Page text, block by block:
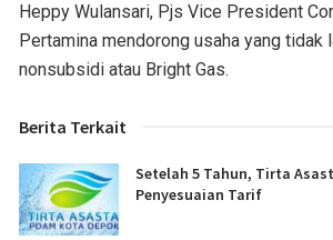
Heppy Wulansari, Pjs Vice President
Pertamina mendorong usaha yang
nonsubsidi atau Bright Gas.
Berita Terkait
Setelah 5 Tahun, Tirta
Penyesuaian Tarif